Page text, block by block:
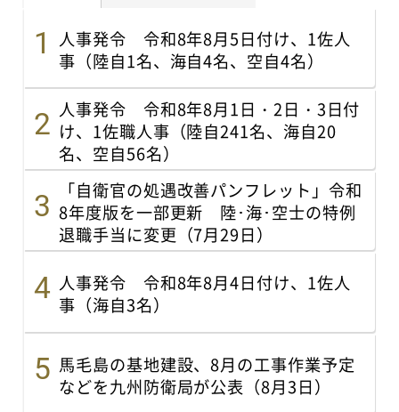
人事発令 令和8年8月5日付け、1佐人
事（陸自1名、海自4名、空自4名）
人事発令 令和8年8月1日・2日・3日付
け、1佐職人事（陸自241名、海自20
名、空自56名）
「自衛官の処遇改善パンフレット」令和
8年度版を一部更新 陸･海･空士の特例
退職手当に変更（7月29日）
人事発令 令和8年8月4日付け、1佐人
事（海自3名）
馬毛島の基地建設、8月の工事作業予定
などを九州防衛局が公表（8月3日）